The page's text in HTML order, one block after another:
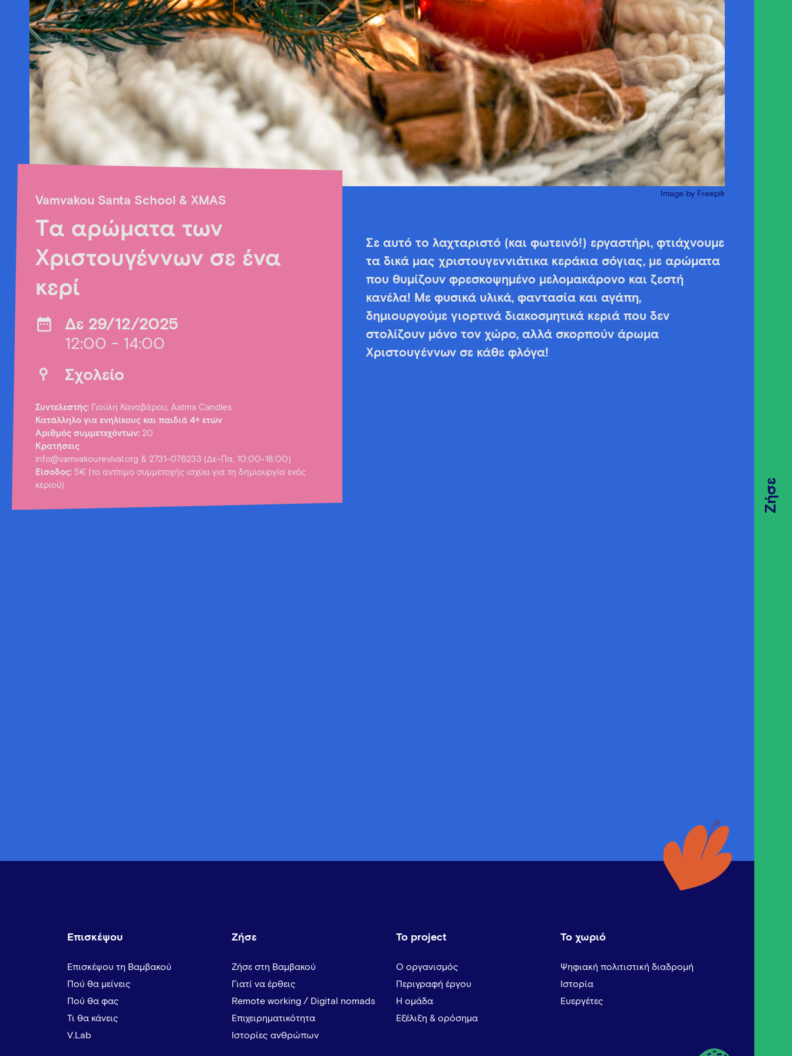
Ζήσε
Image by Freepik
Vamvakou Santa School & XMAS
Tα αρώματα των
Χριστουγέννων σε ένα
κερί
Δε 29/12/2025
12:00 - 14:00
Σχολείο
Συντελεστής:
Γιούλη Καναβάρου, Aatma Candles
Κατάλληλο για ενηλίκους και παιδιά 4+ ετών
Αριθμός συμμετεχόντων: 20
Κρατήσεις
info@vamvakourevival.org & 2731-076233 (Δε-Πα, 10:00-18:00)
Είσοδος: 5€ (το αντίτιμο συμμετοχής ισχύει για τη δημιουργία ενός
κεριού)
Σε αυτό το λαχταριστό (και φωτεινό!) εργαστήρι, φτιάχνουμε
τα δικά μας χριστουγεννιάτικα κεράκια σόγιας, με αρώματα
που θυμίζουν φρεσκοψημένο μελομακάρονο και ζεστή
κανέλα! Με φυσικά υλικά, φαντασία και αγάπη,
δημιουργούμε γιορτινά διακοσμητικά κεριά που δεν
στολίζουν μόνο τον χώρο, αλλά σκορπούν άρωμα
Χριστουγέννων σε κάθε φλόγα!
Επισκέψου
Επισκέψου τη Βαμβακού
Πού θα μείνεις
Πού θα φας
Τι θα κάνεις
V.Lab
Ζήσε
Ζήσε στη Βαμβακού
Γιατί να έρθεις
Remote working / Digital nomads
Επιχειρηματικότητα
Ιστορίες ανθρώπων
Το project
Ο οργανισμός
Περιγραφή έργου
Η ομάδα
Εξέλιξη & ορόσημα
Το χωριό
Ψηφιακή πολιτιστική διαδρομή
Ιστορία
Ευεργέτες